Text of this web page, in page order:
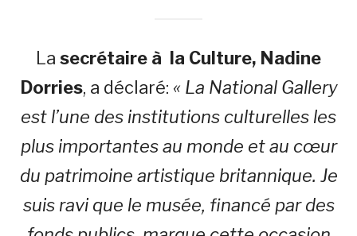
La secrétaire à la Culture, Nadine
Dorries, a déclaré: « La National Gallery
est l’une des institutions culturelles les
plus importantes au monde et au cœur
du patrimoine artistique britannique. Je
suis ravi que le musée, financé par des